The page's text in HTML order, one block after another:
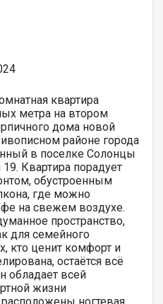
квартира
метра на втором
дома новой
районе города
в поселке Солонцы
Квартира порадует
обустроенным
где можно
на свежем воздухе.
пространство,
для семейного
кто ценит комфорт и
остаётся всё
обладает всей
жизни
ногтевая